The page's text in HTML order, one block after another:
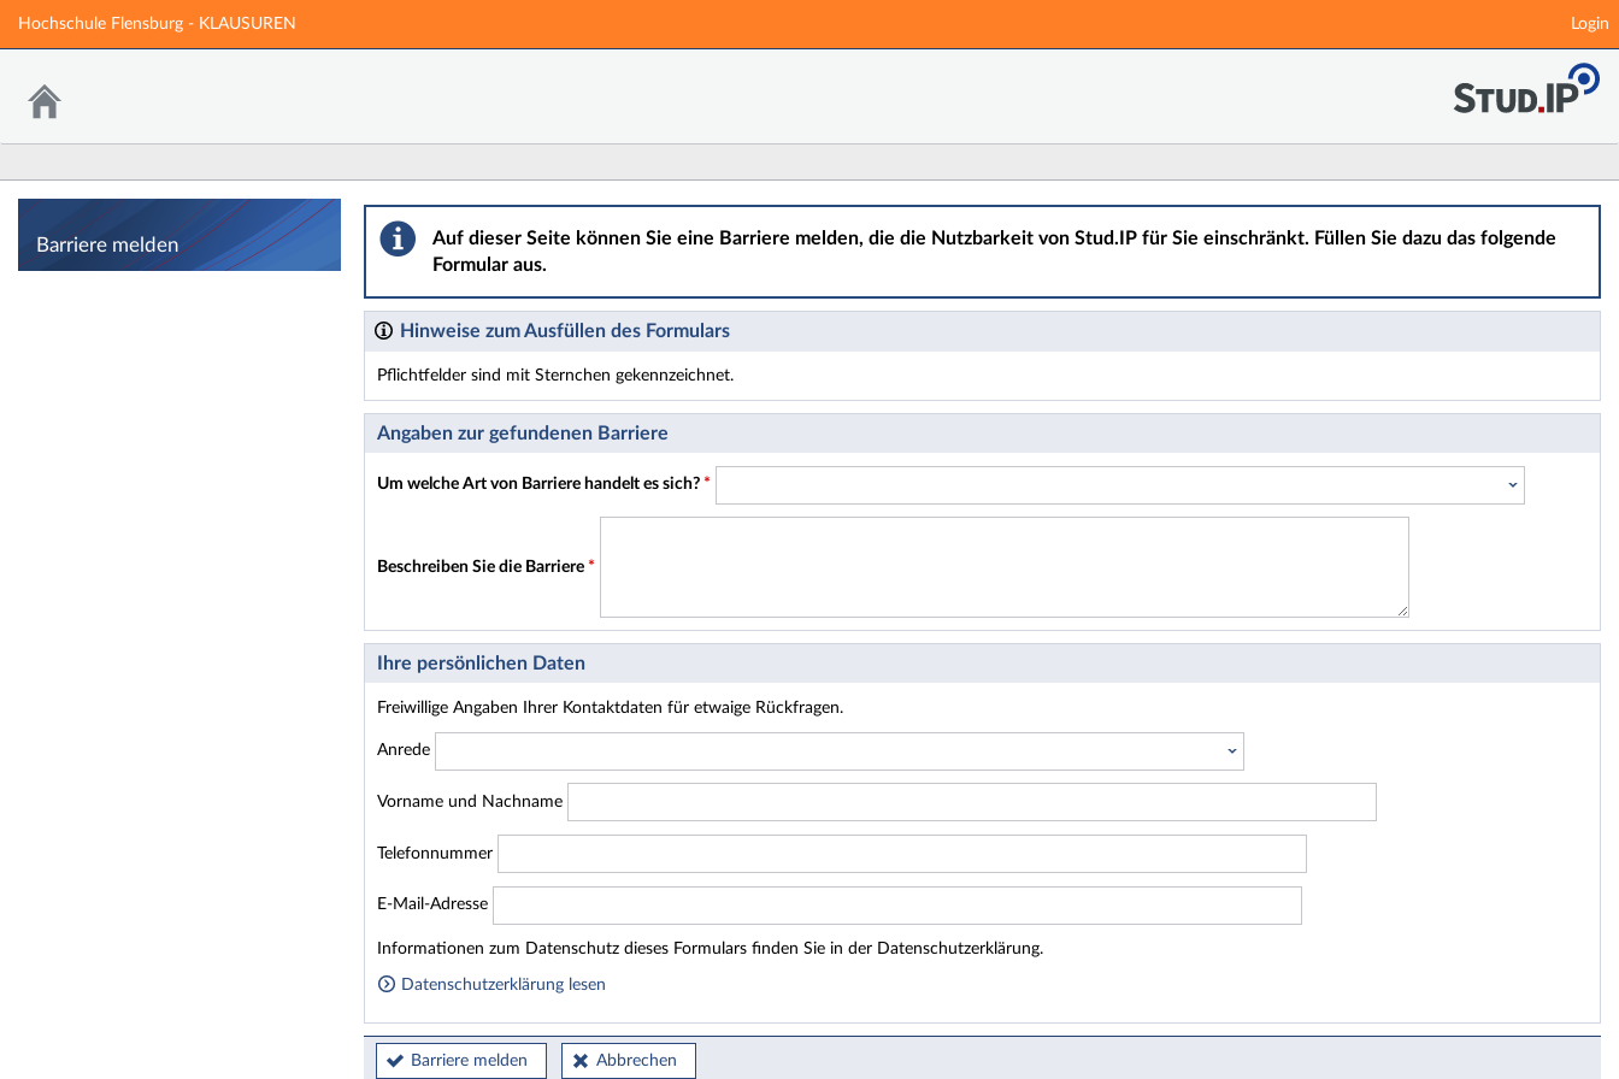
Hauptnavigation
Hochschule Flensburg - KLAUSUREN Login
Barriere melden
Barriere melden
Auf dieser Seite können Sie eine Barriere melden, die die Nutzbarkeit von Stud.IP für Sie einschränkt. Füllen Sie dazu das folgende
Formular aus.
Hinweise zum Ausfüllen des Formulars
Pflichtfelder sind mit Sternchen gekennzeichnet.
Dieses Formular enthält Pflichtfelder.
Angaben zur gefundenen Barriere
Um welche Art von Barriere handelt es sich? *
Beschreiben Sie die Barriere *
Ihre persönlichen Daten
Freiwillige Angaben Ihrer Kontaktdaten für etwaige Rückfragen.
Anrede
Vorname und Nachname
Telefonnummer
E-Mail-Adresse
Homepage
Informationen zum Datenschutz dieses Formulars finden Sie in der Datenschutzerklärung.
Datenschutzerklärung lesen
Barriere melden Abbrechen